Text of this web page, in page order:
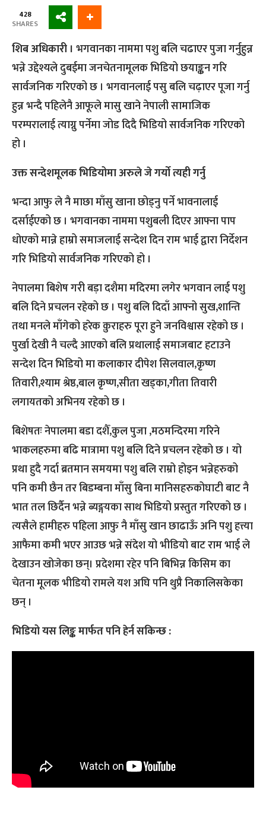
428
SHARES
शिब अधिकारी । भगवानका नाममा पशु बलि चढाएर पुजा गर्नुहुन्न
भन्ने उद्देश्यले दुबईमा जनचेतनामूलक भिडियो छयाङ्कन गरि
सार्वजनिक गरिएको छ । भगवानलाई पसु बलि चढ़ाएर पूजा गर्नु
हुन्न भन्दै पहिलेनै आफूले मासु खाने नेपाली सामाजिक
परम्परालाई त्याग्नु पर्नेमा जोड दिदै भिडियो सार्वजनिक गरिएको
हो ।
उक्त सन्देशमूलक भिडियोमा अरुले जे गर्याे त्यही गर्नु
भन्दा आफु ले नै माछा माँसु खाना छोड्नु पर्ने भावनालाई
दर्साईएको छ । भगवानका नाममा पशुबली दिएर आफ्ना पाप
धोएको मान्ने हाम्रो समाजलाई सन्देश दिन राम भाई द्वारा निर्देशन
गरि भिडियो सार्वजनिक गरिएको हो ।
नेपालमा बिशेष गरी बड़ा दशैमा मदिरमा लगेर भगवान लाई पशु
बलि दिने प्रचलन रहेको छ । पशु बलि दिदाँ आफ्नो सुख,शान्ति
तथा मनले माँगेको हरेक क़ुराहरु पूरा हुने जनविश्वास रहेको छ ।
पुर्खा देखी नै चल्दै आएको बलि प्रथालाई समाजबाट हटाउने
सन्देश दिन भिडियो मा कलाकार दीपेश सिलवाल,कृष्ण
तिवारी,श्याम श्रेष्ठ,बाल कृष्ण,सीता खड्का,गीता तिवारी
लगायतको अभिनय रहेको छ ।
बिशेषतः नेपालमा बडा दशैँ,कुल पुजा ,मठमन्दिरमा गरिने
भाकलहरुमा बढि मात्रामा पशु बलि दिने प्रचलन रहेको छ । यो
प्रथा हुदै गर्दा ब्रतमान समयमा पशु बलि राम्रो होइन भन्नेहरुको
पनि कमी छैन तर बिडम्बना माँसु बिना मानिसहरुकोघाटी बाट नै
भात तल छिर्दैन भन्ने ब्यङ्गयका साथ भिडियो प्रस्तुत गरिएको छ ।
त्यसैले हामीहरु पहिला आफु नै माँसु खान छाढाऊँ अनि पशु हत्त्या
आफैमा कमी भएर आउछ भन्ने संदेश यो भीडियो बाट राम भाई ले
देखाउन खोजेका छन्। प्रदेशमा रहेर पनि बिभिन्न किसिम का
चेतना मूलक भीडियो रामले यश अघि पनि थुप्रै निकालिसकेका
छन् ।
भिडियो यस लिङ्क मार्फत पनि हेर्न सकिन्छ :